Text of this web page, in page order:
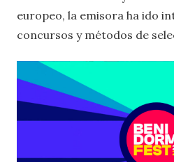
europeo, la emisora ha ido
concursos y métodos de